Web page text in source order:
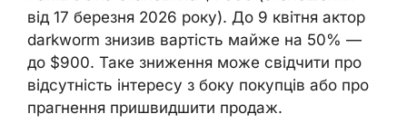
від 17 березня 2026 року). До 9 квітня актор
darkworm знизив вартість майже на 50% —
до $900. Таке зниження може свідчити про
відсутність інтересу з боку покупців або про
прагнення пришвидшити продаж.